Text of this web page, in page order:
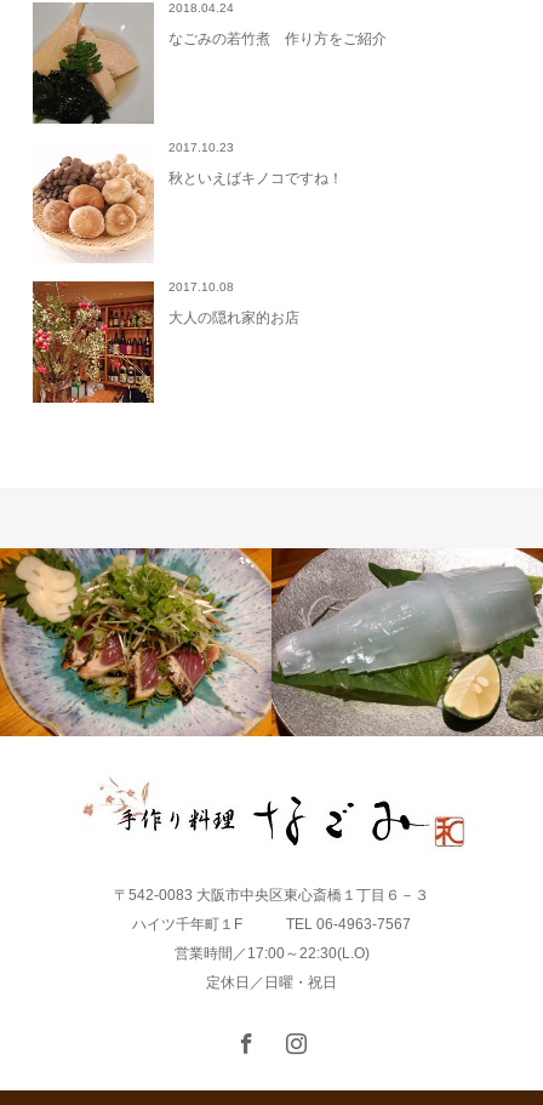
2018.04.24
なごみの若竹煮 作り方をご紹介
2017.10.23
秋といえばキノコですね！
2017.10.08
大人の隠れ家的お店
〒542-0083 大阪市中央区東心斎橋１丁目６－３
ハイツ千年町１F TEL 06-4963-7567
営業時間／17:00～22:30(L.O)
定休日／日曜・祝日